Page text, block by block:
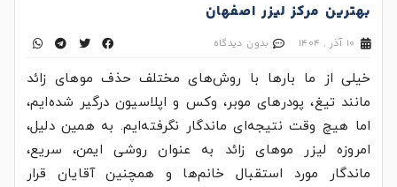
بهترين مركز ليزر اصفهان
10 آذر , 1404 بدون دیدگاه
خیلی از ما بارها با روش‌های مختلف حذف مو‌های زائد
مانند تیغ، پودر‌های موبر، وکس و اپلاسیون درگیر شده‌ایم،
اما هیچ وقت نتیجه‌ای ماندگار نگرفته‌ایم. به همین دلیل،
امروزه لیزر مو‌های زائد به عنوان روشی ایمن، سریع،
ماندگار مورد استقبال خانم‌ها و همچنین آقایان قرار